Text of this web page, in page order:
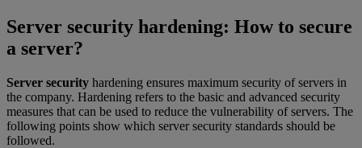
Server security hardening: How to secure
a server?
Server security hardening ensures maximum security of servers in
the company. Hardening refers to the basic and advanced security
measures that can be used to reduce the vulnerability of servers. The
following points show which server security standards should be
followed.